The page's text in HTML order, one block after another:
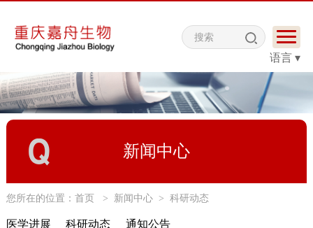
语言 ▾
新闻中心
您所在的位置： 首页> 新闻中心> 科研动态
医学进展 科研动态 通知公告